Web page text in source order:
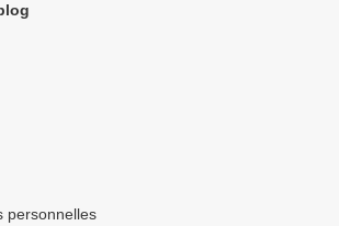
personnelles